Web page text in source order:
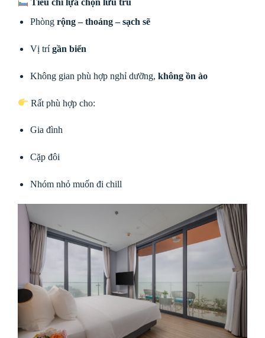
Tiêu chí lựa chọn lưu trú
Phòng rộng – thoáng – sạch sẽ
Vị trígần biển
Không gian phù hợp nghỉ dưỡng, không ồn ào
Rất phù hợp cho:
Gia đình
Cặp đôi
Nhóm nhỏ muốn đi chill